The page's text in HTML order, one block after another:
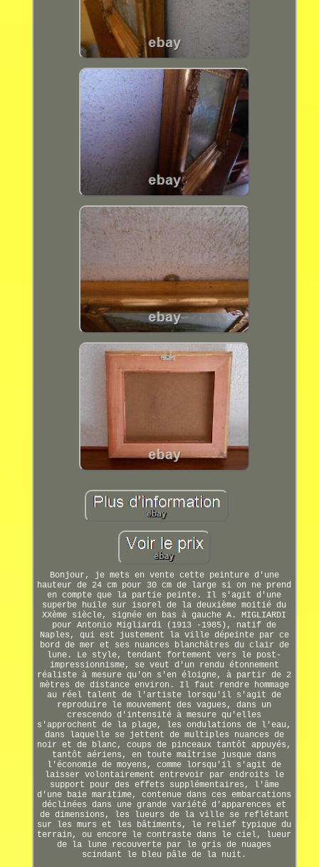
Bonjour, je mets en vente cette peinture d'une
hauteur de 24 cm pour 30 cm de large si on ne prend
en compte que la partie peinte. Il s'agit d'une
superbe huile sur isorel de la deuxième moitié du
XXème siècle, signée en bas à gauche A. MIGLIARDI
pour Antonio Migliardi (1913 -1985), natif de
Naples, qui est justement la ville dépeinte par ce
bord de mer et ses nuances blanchâtres du clair de
lune. Le style, tendant fortement vers le post-
impressionnisme, se veut d'un rendu étonnement
réaliste à mesure qu'on s'en éloigne, à partir de 2
mètres de distance environ. Il faut rendre hommage
au réel talent de l'artiste lorsqu'il s'agit de
reproduire le mouvement des vagues, dans un
crescendo d'intensité à mesure qu'elles
s'approchent de la plage, les ondulations de l'eau,
dans laquelle se jettent de multiples nuances de
noir et de blanc, coups de pinceaux tantôt appuyés,
tantôt aériens, en toute maîtrise jusque dans
l'économie de moyens, comme lorsqu'il s'agit de
laisser volontairement entrevoir par endroits le
support pour des effets supplémentaires, l'âme
d'une baie maritime, contenue dans ces embarcations
déclinées dans une grande variété d'apparences et
de dimensions, les lueurs de la ville se reflétant
sur les murs et les bâtiments, le relief typique du
terrain, ou encore le contraste dans le ciel, lueur
de la lune recouverte par le gris de nuages
scindant le bleu pâle de la nuit.